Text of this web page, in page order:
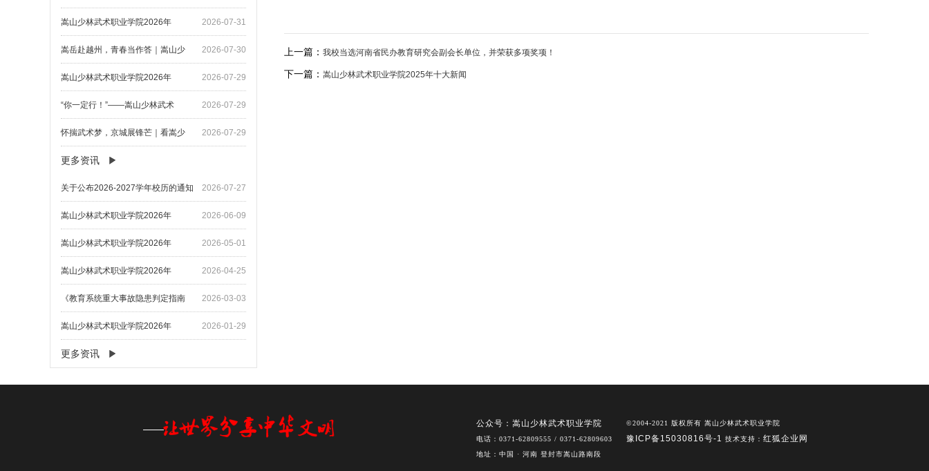
2026-07-31
嵩山少林武术职业学院2026年
2026-07-30
嵩岳赴越州，青春当作答｜嵩山少
2026-07-29
嵩山少林武术职业学院2026年
2026-07-29
“你一定行！”——嵩山少林武术
2026-07-29
怀揣武术梦，京城展锋芒｜看嵩少
更多资讯
2026-07-27
关于公布2026-2027学年校历的通知
2026-06-09
嵩山少林武术职业学院2026年
2026-05-01
嵩山少林武术职业学院2026年
2026-04-25
嵩山少林武术职业学院2026年
2026-03-03
《教育系统重大事故隐患判定指南
2026-01-29
嵩山少林武术职业学院2026年
更多资讯
上一篇： 我校当选河南省民办教育研究会副会长单位，并荣获多项奖项！
下一篇： 嵩山少林武术职业学院2025年十大新闻
公众号：嵩山少林武术职业学院
电话：0371-62809555 / 0371-62809603
地址：中国 · 河南 登封市嵩山路南段
©2004-2021 版权所有 嵩山少林武术职业学院
豫ICP备15030816号-1技术支持：红狐企业网